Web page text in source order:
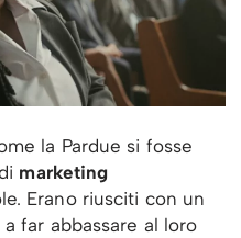
la Pardue si fosse
marketing
Erano riusciti con un
far abbassare al loro